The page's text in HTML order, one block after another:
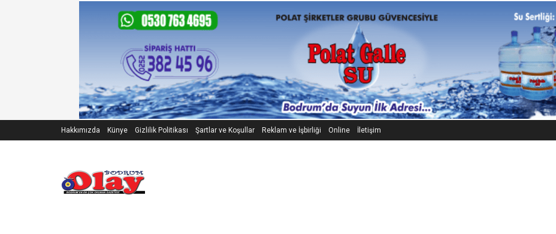
Hakkımızda Künye Gizlilik Politikası Şartlar ve Koşullar Reklam ve İşbirliği Online İletişim